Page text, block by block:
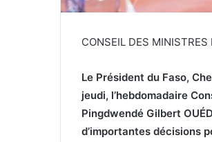
CONSEIL DES
Le Président du Faso,
jeudi, l’hebdomadaire
Pingdwendé Gilbert
d’importantes décisions